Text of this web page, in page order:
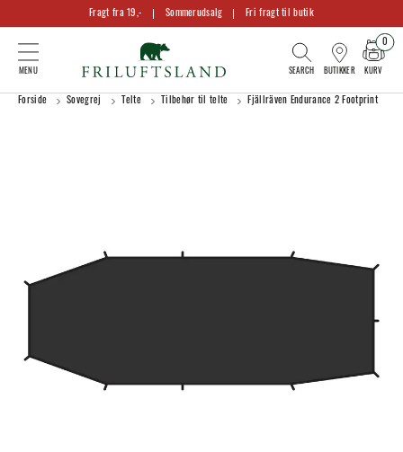
Fragt fra 19,- Sommerudsalg Fri fragt til butik
BUTIKKER KURV
0
Forside Sovegrej Telte Tilbehør til telte Fjällräven Endurance 2 Footprint